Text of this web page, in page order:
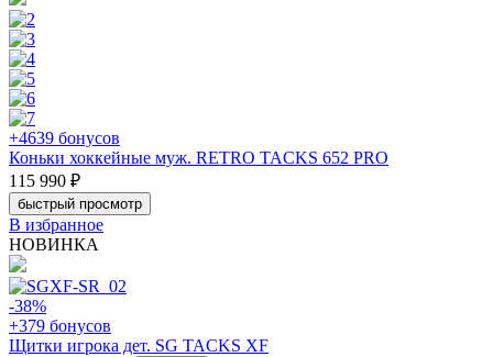
+4639 бонусов
Коньки хоккейные муж. RETRO TACKS 652 PRO
115 990 ₽
быстрый просмотр
В избранное
НОВИНКА
-38%
+379 бонусов
Щитки игрока дет. SG TACKS XF